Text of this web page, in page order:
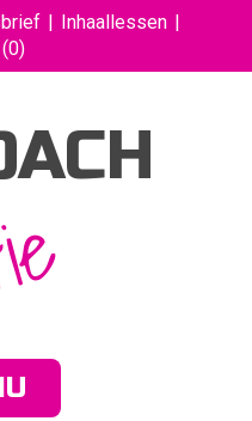
Inhaallessen
(0)